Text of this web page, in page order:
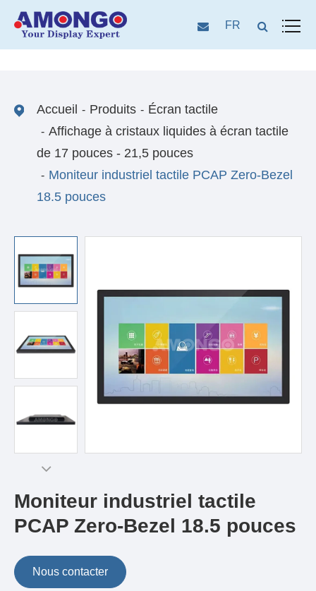
FR
Accueil Produits
Écran tactile
Affichage à cristaux liquides à écran tactile
de 17 pouces - 21,5 pouces
Moniteur industriel tactile PCAP Zero-Bezel
18.5 pouces
Moniteur industriel tactile
PCAP Zero-Bezel 18.5 pouces
Nous contacter